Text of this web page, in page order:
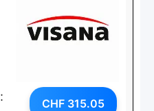
CHF 315.05